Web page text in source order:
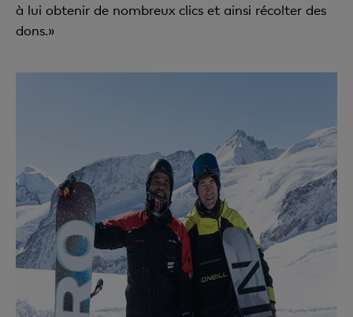
à lui obtenir de nombreux clics et ainsi récolter des
dons.»